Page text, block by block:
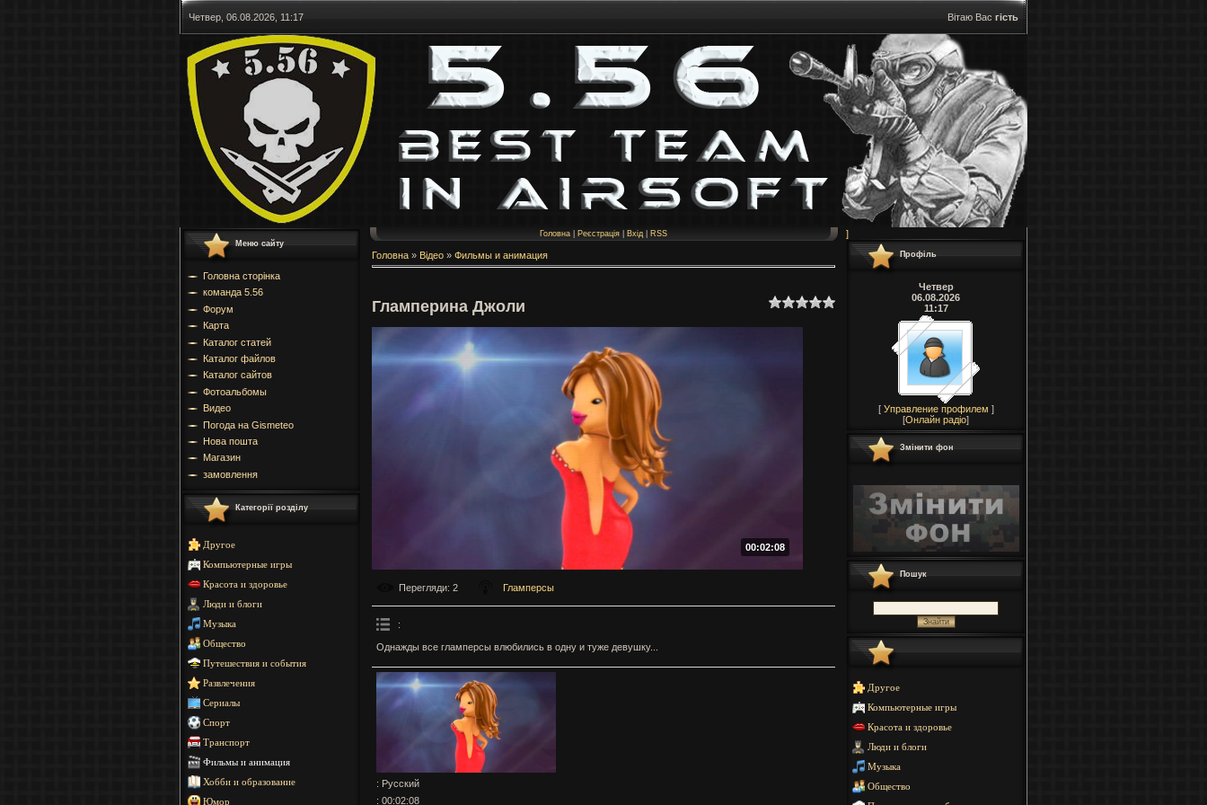
Четвер, 06.08.2026, 11:17 Вітаю Вас гість
Меню сайту
Головна сторінка
команда 5.56
Форум
Карта
Каталог статей
Каталог файлов
Каталог сайтов
Фотоальбомы
Видео
Погода на Gismeteo
Нова пошта
Магазин
замовлення
Категорії розділу
Другое
Компьютерные игры
Красота и здоровье
Люди и блоги
Музыка
Общество
Путешествия и события
Развлечения
Сериалы
Спорт
Транспорт
Фильмы и анимация
Хобби и образование
Юмор
Головна Реєстрація Вхід RSS
Головна » Відео » Фильмы и анимация
Гламперина Джоли
00:02:08
Перегляди: 2 Гламперсы
:
Однажды все гламперсы влюбились в одну и туже девушку...
: Русский
: 00:02:08
]
Профіль
Четвер
06.08.2026
11:17
[ Управление профилем ]
[Онлайн радіо]
Змінити фон
Пошук
Другое
Компьютерные игры
Красота и здоровье
Люди и блоги
Музыка
Общество